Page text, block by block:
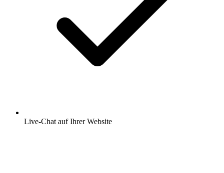
Live-Chat auf Ihrer Website